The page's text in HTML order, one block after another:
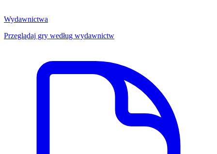
Wydawnictwa
Przeglądaj gry według wydawnictw